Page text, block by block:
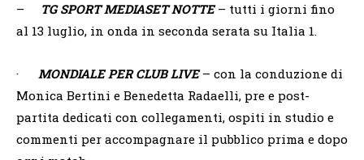
– TG SPORT MEDIASET NOTTE– tutti i giorni fino
al 13 luglio, in onda in seconda serata su Italia 1.
· MONDIALE PER CLUB LIVE – con la conduzione di
Monica Bertini e Benedetta Radaelli, pre e post-
partita dedicati con collegamenti, ospiti in studio e
commenti per accompagnare il pubblico prima e dopo